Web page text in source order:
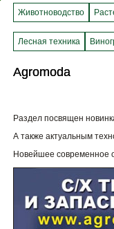
Животноводство
Лесная техника
Agromoda
Agromoda
Раздел посвящен
А также актуальным
Новейшее современное